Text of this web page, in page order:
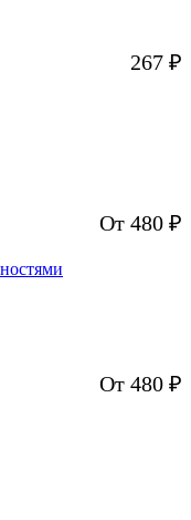
267 ₽
От 480 ₽
От 480 ₽